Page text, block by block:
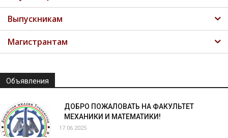
Выпускникам
Магистрантам
Объявления
ДОБРО ПОЖАЛОВАТЬ НА ФАКУЛЬТЕТ
МЕХАНИКИ И МАТЕМАТИКИ!
17.06.2025